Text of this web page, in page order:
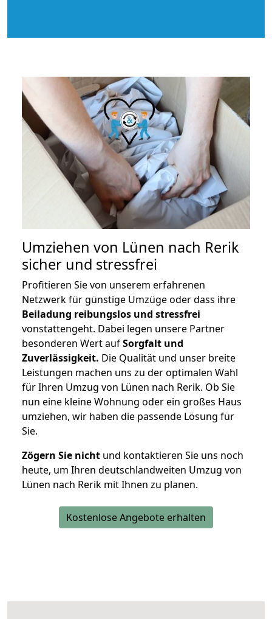
Umziehen von Lünen nach Rerik
sicher und stressfrei
Profitieren Sie von unserem erfahrenen
Netzwerk für günstige Umzüge oder dass ihre
Beiladung reibungslos und stressfrei
vonstattengeht. Dabei legen unsere Partner
besonderen Wert aufSorgfalt und
Zuverlässigkeit. Die Qualität und unser breite
Leistungen machen uns zu der optimalen Wahl
für Ihren Umzug von Lünen nach Rerik. Ob Sie
nun eine kleine Wohnung oder ein großes Haus
umziehen, wir haben die passende Lösung für
Sie.
Zögern Sie nicht und kontaktieren Sie uns noch
heute, um Ihren deutschlandweiten Umzug von
Lünen nach Rerik mit Ihnen zu planen.
Kostenlose Angebote erhalten